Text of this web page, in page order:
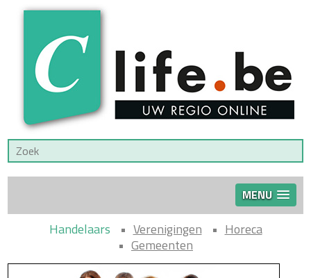
MENU
Handelaars Verenigingen
Horeca
Gemeenten